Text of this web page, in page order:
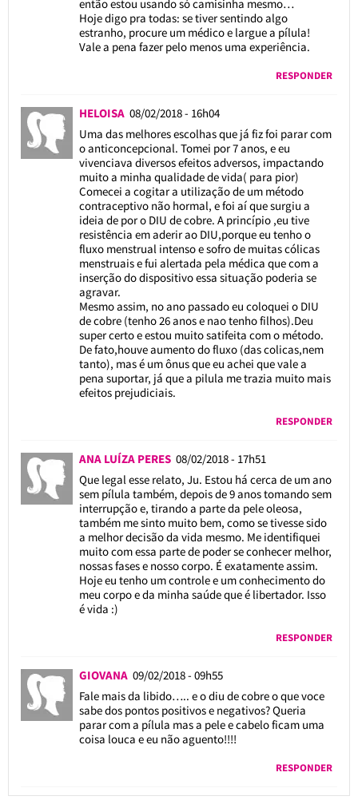
então estou usando só camisinha mesmo…
Hoje digo pra todas: se tiver sentindo algo
estranho, procure um médico e largue a pílula!
Vale a pena fazer pelo menos uma experiência.
RESPONDER
HELOISA 08/02/2018 - 16h04
Uma das melhores escolhas que já fiz foi parar com
o anticoncepcional. Tomei por 7 anos, e eu
vivenciava diversos efeitos adversos, impactando
muito a minha qualidade de vida( para pior)
Comecei a cogitar a utilização de um método
contraceptivo não hormal, e foi aí que surgiu a
ideia de por o DIU de cobre. A princípio ,eu tive
resistência em aderir ao DIU,porque eu tenho o
fluxo menstrual intenso e sofro de muitas cólicas
menstruais e fui alertada pela médica que com a
inserção do dispositivo essa situação poderia se
agravar.
Mesmo assim, no ano passado eu coloquei o DIU
de cobre (tenho 26 anos e nao tenho filhos).Deu
super certo e estou muito satifeita com o método.
De fato,houve aumento do fluxo (das colicas,nem
tanto), mas é um ônus que eu achei que vale a
pena suportar, já que a pilula me trazia muito mais
efeitos prejudiciais.
RESPONDER
ANA LUÍZA PERES 08/02/2018 - 17h51
Que legal esse relato, Ju. Estou há cerca de um ano
sem pílula também, depois de 9 anos tomando sem
interrupção e, tirando a parte da pele oleosa,
também me sinto muito bem, como se tivesse sido
a melhor decisão da vida mesmo. Me identifiquei
muito com essa parte de poder se conhecer melhor,
nossas fases e nosso corpo. É exatamente assim.
Hoje eu tenho um controle e um conhecimento do
meu corpo e da minha saúde que é libertador. Isso
é vida :)
RESPONDER
GIOVANA 09/02/2018 - 09h55
Fale mais da libido….. e o diu de cobre o que voce
sabe dos pontos positivos e negativos? Queria
parar com a pílula mas a pele e cabelo ficam uma
coisa louca e eu não aguento!!!!
RESPONDER